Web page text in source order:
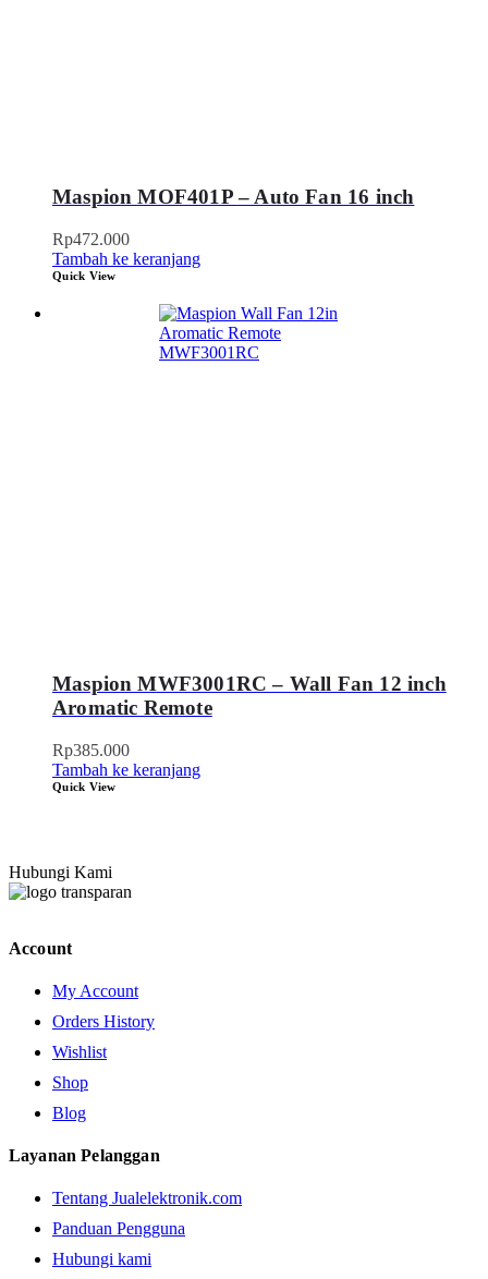
Maspion MOF401P – Auto Fan 16 inch
Rp472.000
Tambah ke keranjang
Quick View
Maspion MWF3001RC – Wall Fan 12 inch
Aromatic Remote
Rp385.000
Tambah ke keranjang
Quick View
Hubungi Kami
Account
My Account
Orders History
Wishlist
Shop
Blog
Layanan Pelanggan
Tentang Jualelektronik.com
Panduan Pengguna
Hubungi kami